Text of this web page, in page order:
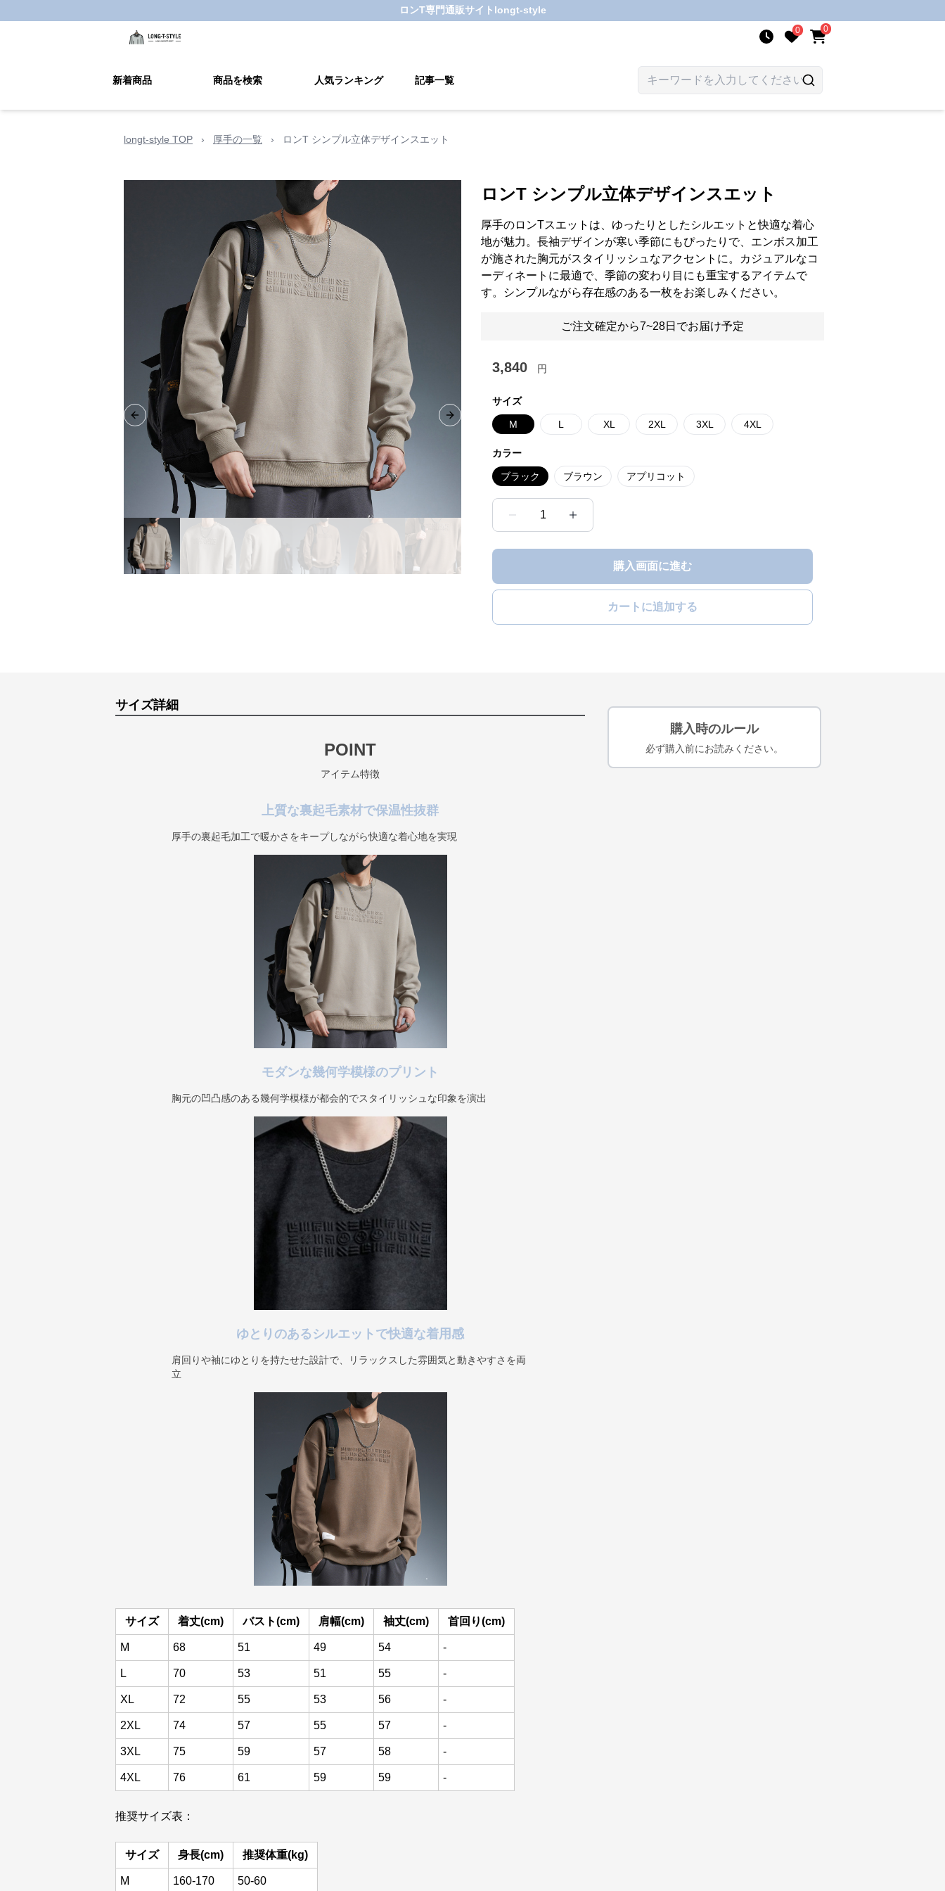
ロンT専門通販サイト longt-style
0 0
新着商品 商品を検索 人気ランキング 記事一覧
longt-style TOP › 厚手の一覧 › ロンT シンプル立体デザインスエット
Previous slide Next slide
ロンT シンプル立体デザインスエット
厚手のロンTスエットは、ゆったりとしたシルエットと快適な着心
地が魅力。長袖デザインが寒い季節にもぴったりで、エンボス加工
が施された胸元がスタイリッシュなアクセントに。カジュアルなコ
ーディネートに最適で、季節の変わり目にも重宝するアイテムで
す。シンプルながら存在感のある一枚をお楽しみください。
ご注文確定から7~28日でお届け予定
3,840 円
サイズ
M L XL 2XL 3XL 4XL
カラー
ブラック ブラウン アプリコット
1
購入画面に進む
カートに追加する
サイズ詳細
POINT
アイテム特徴
上質な裏起毛素材で保温性抜群
厚手の裏起毛加工で暖かさをキープしながら快適な着心地を実現
モダンな幾何学模様のプリント
胸元の凹凸感のある幾何学模様が都会的でスタイリッシュな印象を演出
ゆとりのあるシルエットで快適な着用感
肩回りや袖にゆとりを持たせた設計で、リラックスした雰囲気と動きやすさを両
立
サイズ 着丈(cm) バスト(cm) 肩幅(cm) 袖丈(cm) 首回り(cm)
M 68 51 49 54 -
L 70 53 51 55 -
XL 72 55 53 56 -
2XL 74 57 55 57 -
3XL 75 59 57 58 -
4XL 76 61 59 59 -
推奨サイズ表：
サイズ 身長(cm) 推奨体重(kg)
M 160-170 50-60
購入時のルール
必ず購入前にお読みください。